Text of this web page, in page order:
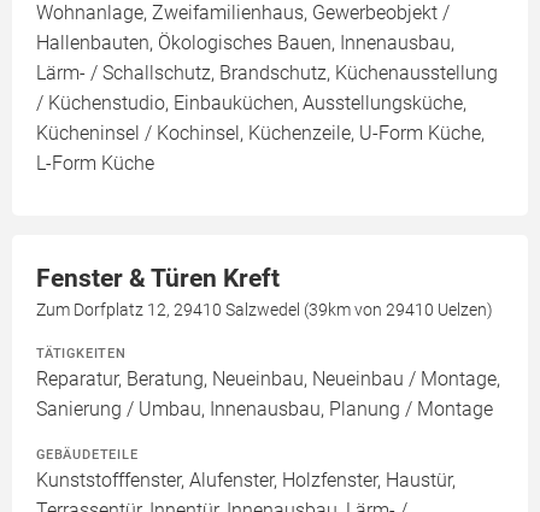
Wohnanlage, Zweifamilienhaus, Gewerbeobjekt /
Hallenbauten, Ökologisches Bauen, Innenausbau,
Lärm- / Schallschutz, Brandschutz, Küchenausstellung
/ Küchenstudio, Einbauküchen, Ausstellungsküche,
Kücheninsel / Kochinsel, Küchenzeile, U-Form Küche,
L-Form Küche
Fenster & Türen Kreft
Zum Dorfplatz 12, 29410 Salzwedel (39km von 29410 Uelzen)
TÄTIGKEITEN
Reparatur, Beratung, Neueinbau, Neueinbau / Montage,
Sanierung / Umbau, Innenausbau, Planung / Montage
GEBÄUDETEILE
Kunststofffenster, Alufenster, Holzfenster, Haustür,